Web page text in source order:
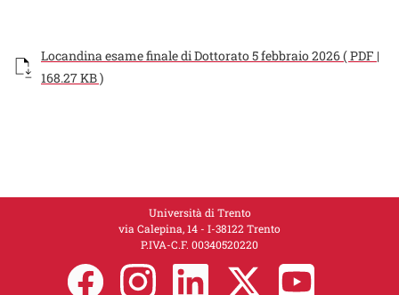
Documento
Locandina esame finale di Dottorato 5 febbraio 2026 ( PDF |
168.27 KB )
Università di Trento
via Calepina, 14 - I-38122 Trento
P.IVA-C.F. 00​3​40520220